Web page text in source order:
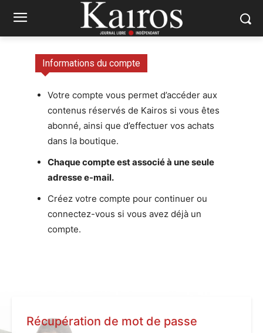
Informations du compte
Votre compte vous permet d’accéder aux
contenus réservés de Kairos si vous êtes
abonné, ainsi que d’effectuer vos achats
dans la boutique.
Chaque compte est associé à une seule
adresse e-mail.
Créez votre compte pour continuer ou
connectez-vous si vous avez déjà un
compte.
Récupération de mot de passe